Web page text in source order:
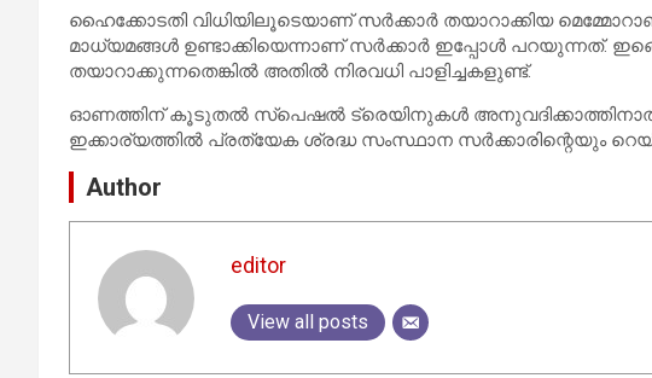
ഹൈക്കോടതി വിധിയിലൂടെയാണ് സര്‍ക്കാര്‍ തയാറാക്കിയ
മാധ്യമങ്ങള്‍ ഉണ്ടാക്കിയെന്നാണ് സര്‍ക്കാര്‍ ഇപ്പോള്‍ പറയുന്നത്.
തയാറാക്കുന്നതെങ്കില്‍ അതില്‍ നിരവധി പാളിച്ചകളുണ്ട്.
ഓണത്തിന് കൂടുതല്‍ സ്‌പെഷല്‍ ട്രെയിനുകള്‍ അനുവദിക്കാത്തിനാല്‍
ഇക്കാര്യത്തില്‍ പ്രത്യേക ശ്രദ്ധ സംസ്ഥാന സര്‍ക്കാരിന്റെയും
Author
editor
View all posts